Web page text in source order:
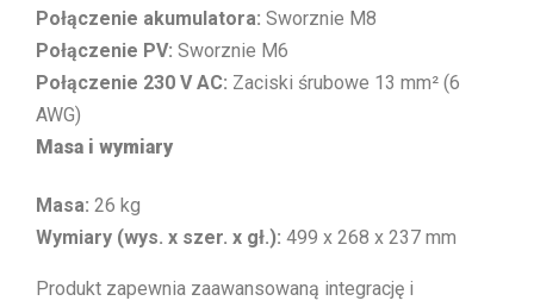
Połączenie akumulatora: Sworznie M8
Połączenie PV: Sworznie M6
Połączenie 230 V AC: Zaciski śrubowe 13 mm² (6
AWG)
Masa i wymiary
Masa: 26 kg
Wymiary (wys. x szer. x gł.): 499 x 268 x 237 mm
Produkt zapewnia zaawansowaną integrację i